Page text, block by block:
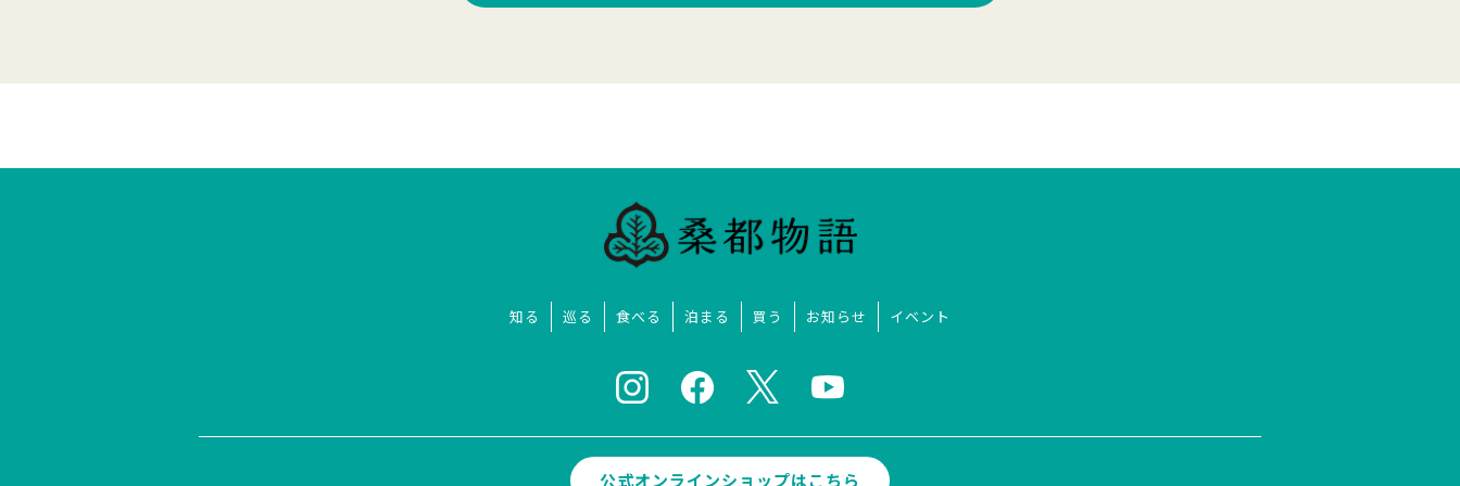
知る 巡る 食べる 泊まる 買う お知らせ イベント
公式オンラインショップはこちら